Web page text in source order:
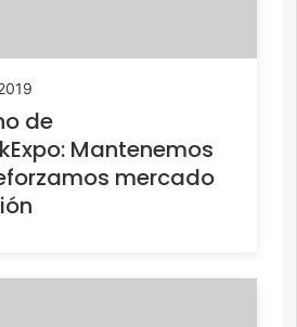
de
Mantenemos
mercado